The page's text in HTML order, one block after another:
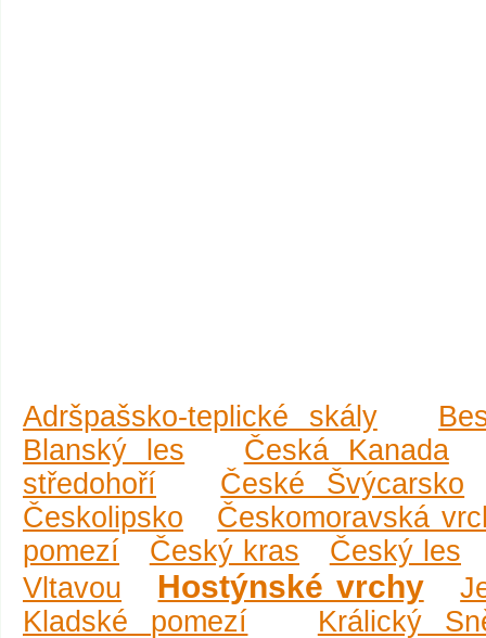
Adršpašsko-teplické skály
Blanský les
Česká Kanada
středohoří
České Švýcarsko
Českolipsko
Českomoravská
pomezí
Český kras
Český les
Vltavou
Hostýnské vrchy
Kladské pomezí
Králický